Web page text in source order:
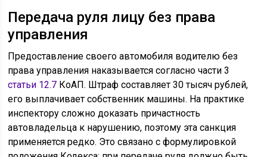
Передача руля лицу без права
управления
Предоставление своего автомобиля водителю без
права управления наказывается согласно части 3
статьи 12.7 КоАП. Штраф составляет 30 тысяч рублей,
его выплачивает собственник машины. На практике
инспектору сложно доказать причастность
автовладельца к нарушению, поэтому эта санкция
применяется редко. Это связано с формулировкой